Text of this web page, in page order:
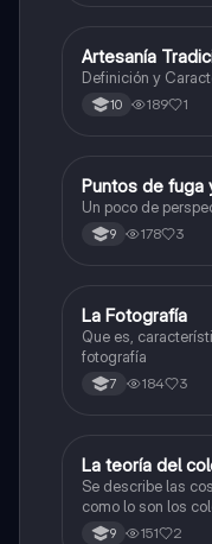
Artes
Artesanía
Definición y
10 189 1
Artes
Puntos de fuga
Un poco de
9 178 3
Artes
La Fotografía
Que es,
fotografía
7 184 3
Artes
La teoría del
Se describe las
como lo son los
colores cálidos y
9 151 2